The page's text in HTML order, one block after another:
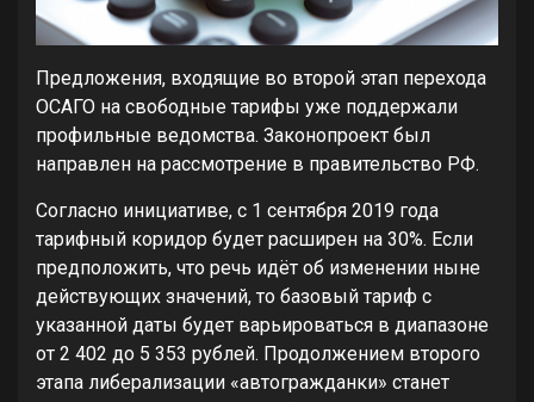
Предложения, входящие во второй этап перехода
ОСАГО на свободные тарифы уже поддержали
профильные ведомства. Законопроект был
направлен на рассмотрение в правительство РФ.
Согласно инициативе, с 1 сентября 2019 года
тарифный коридор будет расширен на 30%. Если
предположить, что речь идёт об изменении ныне
действующих значений, то базовый тариф с
указанной даты будет варьироваться в диапазоне
от 2 402 до 5 353 рублей. Продолжением второго
этапа либерализации «автогражданки» станет